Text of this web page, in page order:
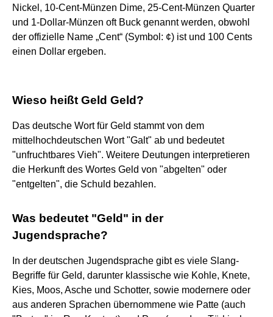
Nickel, 10-Cent-Münzen Dime, 25-Cent-Münzen Quarter
und 1-Dollar-Münzen oft Buck genannt werden, obwohl
der offizielle Name „Cent“ (Symbol: ¢) ist und 100 Cents
einen Dollar ergeben.
Wieso heißt Geld Geld?
Das deutsche Wort für Geld stammt von dem
mittelhochdeutschen Wort "Galt" ab und bedeutet
"unfruchtbares Vieh". Weitere Deutungen interpretieren
die Herkunft des Wortes Geld von "abgelten" oder
"entgelten", die Schuld bezahlen.
Was bedeutet "Geld" in der
Jugendsprache?
In der deutschen Jugendsprache gibt es viele Slang-
Begriffe für Geld, darunter klassische wie Kohle, Knete,
Kies, Moos, Asche und Schotter, sowie modernere oder
aus anderen Sprachen übernommene wie Patte (auch